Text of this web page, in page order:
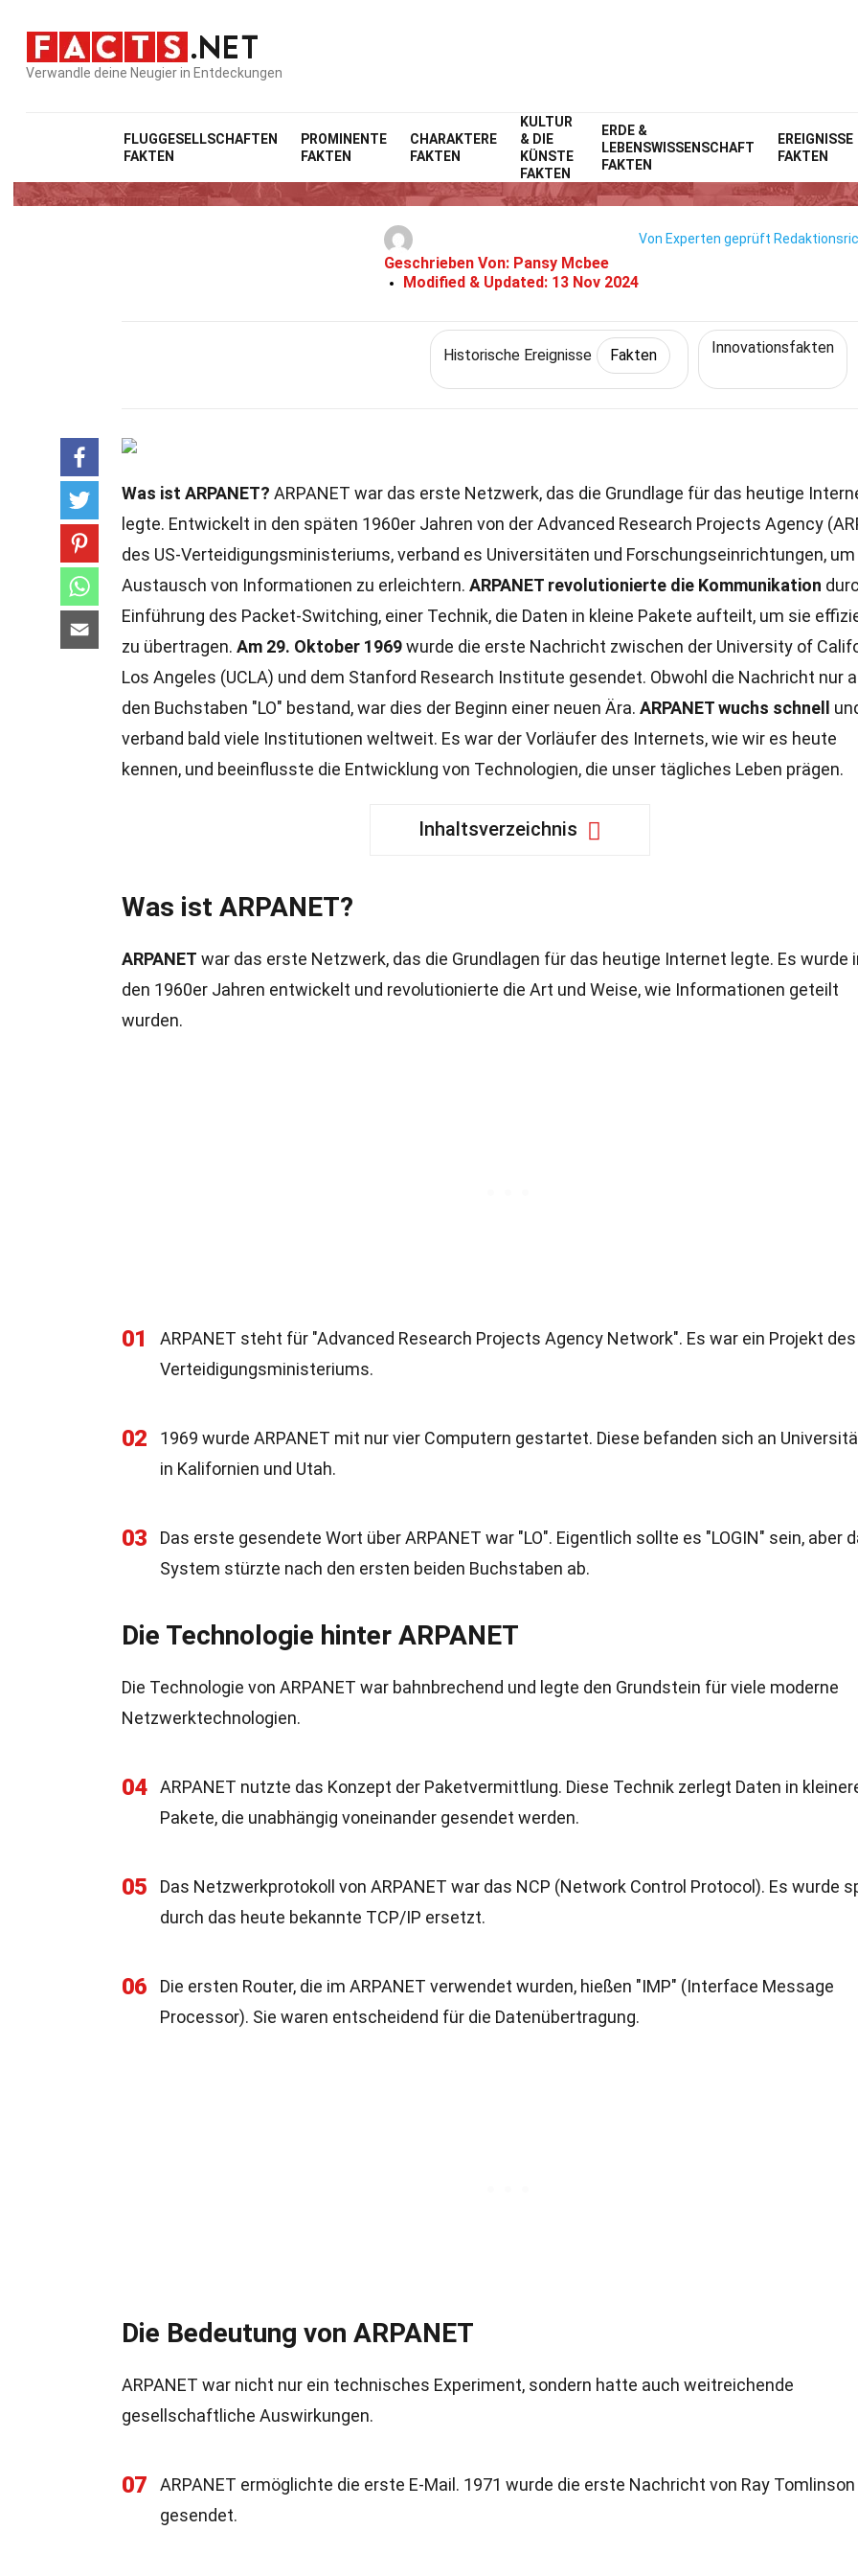
Verwandle deine Neugier in Entdeckungen
FLUGGESELLSCHAFTEN
FAKTEN
PROMINENTE
FAKTEN
CHARAKTERE
FAKTEN
KULTUR
& DIE
KÜNSTE
FAKTEN
ERDE &
LEBENSWISSENSCHAFT
FAKTEN
EREIGNISSE
FAKTEN
Home Geschichte Fakten Historische EreignisseFakten
37 Fakten Über ARPANET Erstellt
Geschrieben Von: Pansy Mcbee
Modified & Updated: 13 Nov 2024
Von Experten geprüft
Historische Ereignisse Fakten Innovationsfakten
Was ist ARPANET? ARPANET war das erste Netzwerk, das die Grundlage für das heutige
legte. Entwickelt in den späten 1960er Jahren von der Advanced Research Projects Agency
des US-Verteidigungsministeriums, verband es Universitäten und Forschungseinrichtungen, um
Austausch von Informationen zu erleichtern. ARPANET revolutionierte die Kommunikation
Einführung des Packet-Switching, einer Technik, die Daten in kleine Pakete aufteilt, um sie
zu übertragen. Am 29. Oktober 1969wurde die erste Nachricht zwischen der University of
Los Angeles (UCLA) und dem Stanford Research Institute gesendet. Obwohl die Nachricht nur
den Buchstaben "LO" bestand, war dies der Beginn einer neuen Ära. ARPANET wuchs schnell
verband bald viele Institutionen weltweit. Es war der Vorläufer des Internets, wie wir es heute
kennen, und beeinflusste die Entwicklung von Technologien, die unser tägliches Leben prägen.
Inhaltsverzeichnis
Was ist ARPANET?
ARPANET war das erste Netzwerk, das die Grundlagen für das heutige Internet legte. Es wurde
den 1960er Jahren entwickelt und revolutionierte die Art und Weise, wie Informationen geteilt
wurden.
01
ARPANET steht für "Advanced Research Projects Agency Network". Es war ein Projekt des
Verteidigungsministeriums.
02
1969 wurde ARPANET mit nur vier Computern gestartet. Diese befanden sich an
in Kalifornien und Utah.
03
Das erste gesendete Wort über ARPANET war "LO". Eigentlich sollte es "LOGIN" sein, aber
System stürzte nach den ersten beiden Buchstaben ab.
Die Technologie hinter ARPANET
Die Technologie von ARPANET war bahnbrechend und legte den Grundstein für viele moderne
Netzwerktechnologien.
04
ARPANET nutzte das Konzept der Paketvermittlung. Diese Technik zerlegt Daten in
Pakete, die unabhängig voneinander gesendet werden.
05
Das Netzwerkprotokoll von ARPANET war das NCP (Network Control Protocol). Es wurde
durch das heute bekannte TCP/IP ersetzt.
06
Die ersten Router, die im ARPANET verwendet wurden, hießen "IMP" (Interface Message
Processor). Sie waren entscheidend für die Datenübertragung.
Die Bedeutung von ARPANET
ARPANET war nicht nur ein technisches Experiment, sondern hatte auch weitreichende
gesellschaftliche Auswirkungen.
07
ARPANET ermöglichte die erste E-Mail. 1971 wurde die erste Nachricht von Ray Tomlinson
gesendet.